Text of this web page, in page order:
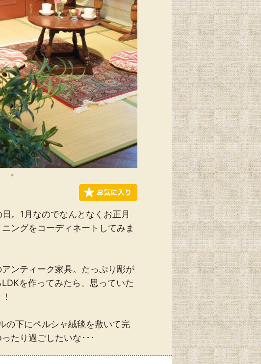
。1月なのでなんとなくお正月
ングをコーディネートしてみま
ンティーク家具。たっぷり彫が
を作ってみたら、思っていた
の下にペルシャ絨毯を敷いて完
たり過ごしたいな･･･